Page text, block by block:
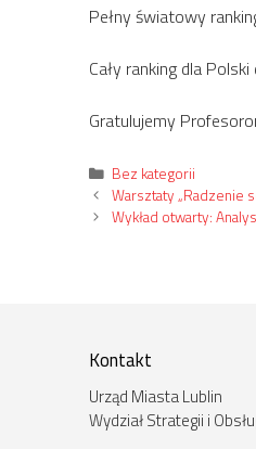
Pełny światowy
Cały ranking dla
Gratulujemy
Kategorie
Bez kategorii
Warsztaty „Radzenie
Wykład otwarty:
Kontakt
Urząd Miasta Lublin
Wydział Strategii i